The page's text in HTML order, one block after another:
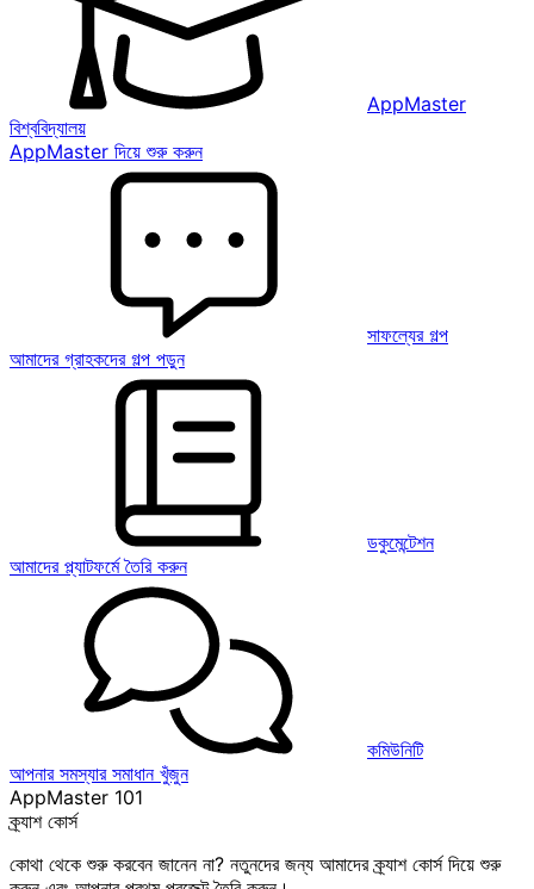
AppMaster
বিশ্ববিদ্যালয়
AppMaster দিয়ে শুরু করুন
সাফল্যের গল্প
আমাদের গ্রাহকদের গল্প পড়ুন
ডকুমেন্টেশন
আমাদের প্ল্যাটফর্মে তৈরি করুন
কমিউনিটি
আপনার সমস্যার সমাধান খুঁজুন
AppMaster 101
ক্র্যাশ কোর্স
কোথা থেকে শুরু করবেন জানেন না? নতুনদের জন্য আমাদের ক্র্যাশ কোর্স দিয়ে শুরু